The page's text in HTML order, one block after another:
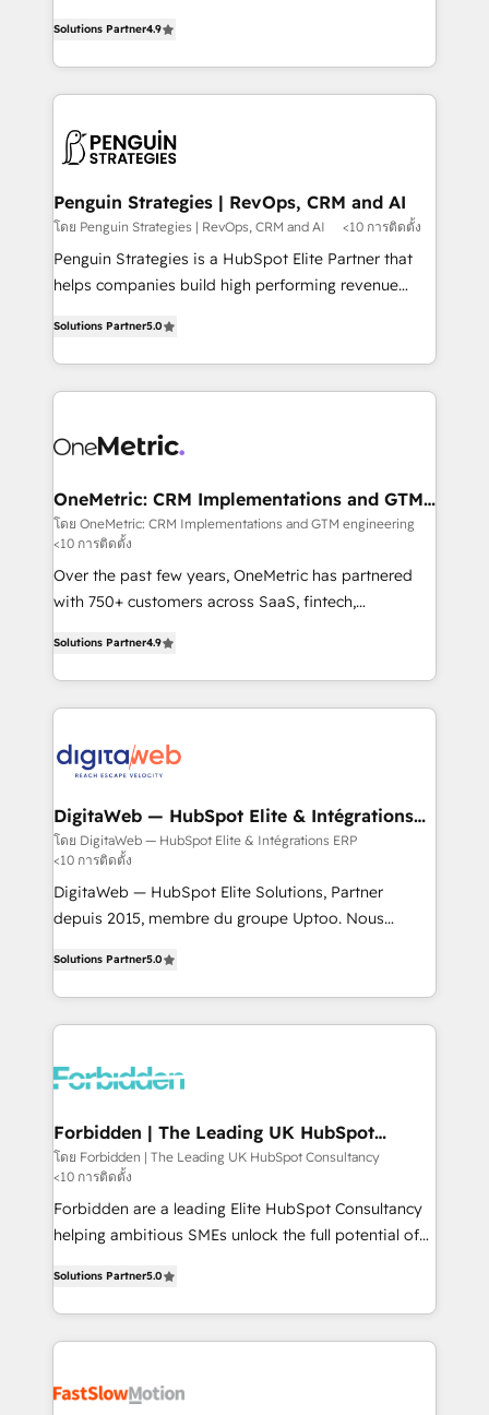
development, and project management. We have
100% US-based, FTE team members. We offer
migrations from other platforms, systems
integration, extensibility, custom development, and
entreprises qui auront réussi leur transformation. Le
problème ? 58% des dirigeants savent que l'IA est
vitale pour leur survie. Mais 57% n'ont aucune
données. C'est le paradoxe français : conscience
Augmentée. Ce n'est pas une entreprise qui utilise
l'IA. C'est une organisation qui a réussi la symbiose
entre l'expertise humaine et l'intelligence artificielle.
Pas pour remplacer l'humain, mais pour l'augmenter.
transformation. D'abord les fondations : des
données unifiées, des processus alignés. Ensuite
vraie performance vient de l'intérieur. Act Inside.
Stand Out.
Solutions Partner4.9
Penguin Strategies | RevOps, CRM and AI
โดย Penguin Strategies | RevOps, CRM and AI <10 การติดตั้ง
Penguin Strategies is a HubSpot Elite Partner that
helps companies build high performing revenue
system environments and global SaaS or
manufacturing teams. Trusted by leading enterprises
and fast growing scale ups including Sony, Rapyd,
Design Automation and Uptive. 📊 RevOps & data
integrations 🤖 AI workflows & enrichment 📘 Team
enablement & company-wide adoption We create
HubSpot environments that teams use with
confidence and that leadership can rely on for
scalable revenue insights.
Solutions Partner5.0
OneMetric: CRM Implementations and GTM
engineering
โดย OneMetric: CRM Implementations and GTM engineering
<10 การติดตั้ง
Over the past few years, OneMetric has partnered
with 750+ customers across SaaS, fintech,
150+ HubSpot-certified experts, we deliver scalable
solutions to complex GTM and RevOps challenges.
Our Expertise 🔹 Onboarding & Implementation:
tailored to your GTM motion. 🔹 Migrations: Move
downtime. 🔹 RevOps Strategy: Align teams,
processes, and data to drive revenue efficiency. 🔹
Integrations: Connect HubSpot with your tech stack
for better adoption. 🔹 Custom Solutions: Build
tailored apps, workflows, and configurations. We are
our commitment to data security and compliance. At
OneMetric, we help revenue teams focus on the
OneMetric that matters most: revenue.
Solutions Partner4.9
DigitaWeb — HubSpot Elite & Intégrations
ERP
โดย DigitaWeb — HubSpot Elite & Intégrations ERP
<10 การติดตั้ง
DigitaWeb — HubSpot Elite Solutions, Partner
depuis 2015, membre du groupe Uptoo. Nous
Ventes et Service sur HubSpot grâce à la Revenue
Architecture : alignement des équipes, pipeline
prévisible, croissance mesurable. 🔌 Intégrations
Dynamics..), VOIP (Aircall, Ringover, Modjo), Shopify,
Extensions (React), Serverless Node.js, Custom
Objects, thèmes HubL, agents IA & Breeze AI. 🎯
Secteurs : Industrie, Distribution B2B, SaaS, Services
B2B, Immobilier, Viticulture, Finance. 🚀 Nos livrables
: migration sécurisée, implémentation Marketing +
HubSpot temps réel, formation équipes. 🏆 +350
projets livrés. Accrédités HubSpot CRM
Implementation, Data Migration & Custom
digitaweb.com
Solutions Partner5.0
Forbidden | The Leading UK HubSpot
Consultancy
โดย Forbidden | The Leading UK HubSpot Consultancy
<10 การติดตั้ง
Forbidden are a leading Elite HubSpot Consultancy
helping ambitious SMEs unlock the full potential of
but never see the ROI they expected due to poor
adoption, messy data, and disconnected teams
getting in the way. That’s where we come in. We
design, implement, and optimise HubSpot so it
Solutions Partner5.0